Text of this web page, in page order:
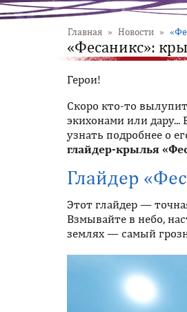
Главная » Новости »
«Фесаникс»:
Герои!
Скоро кто-то
экихонами или
узнать подробнее о
глайдер-крылья
Глайдер
Этот глайдер —
Взмывайте в небо,
землях — самый